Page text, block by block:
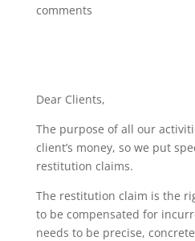
comments
Dear Clients,
The purpose of all our
client’s money, so we put
restitution claims.
The restitution claim is the
to be compensated for
needs to be precise,